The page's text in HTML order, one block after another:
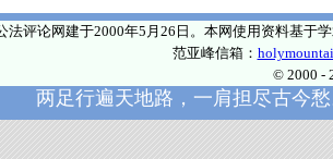
法评论网建于2000年5月26日。本网使用资料基于
范亚峰信箱：
© 2000 -
两足行遍天地路，一肩担尽古今